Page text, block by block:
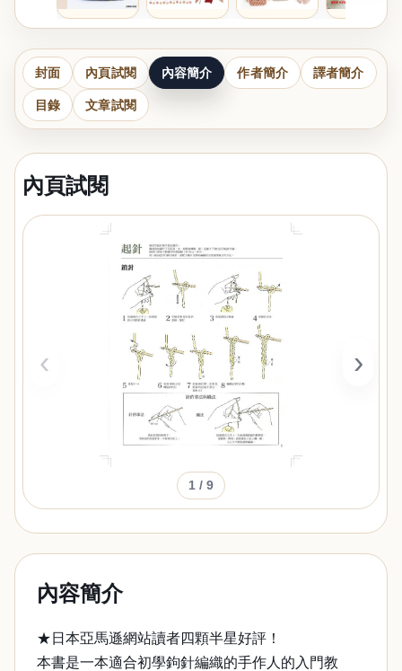
封面 內頁試閱 內容簡介 作者簡介 譯者簡介
目錄 文章試閱
內頁試閱
‹ ›
1 / 9
內容簡介
★日本亞馬遜網站讀者四顆半星好評！
本書是一本適合初學鉤針編織的手作人的入門教